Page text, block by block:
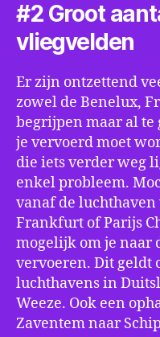
#2 Groot
vliegvelden
Er zijn ontzettend
zowel de Benelux,
begrijpen maar al te
je vervoerd moet
die iets verder weg
enkel probleem.
vanaf de
Frankfurt of Parijs
mogelijk om je naar
vervoeren. Dit geldt
luchthavens in
Weeze. Ook een
Zaventem naar